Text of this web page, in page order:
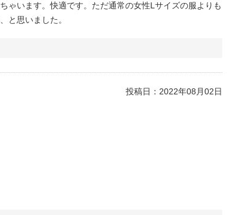
ゃいます。快適です。ただ通常の女性Lサイズの服よりも
と思いました。
投稿日： 2022年08月02日